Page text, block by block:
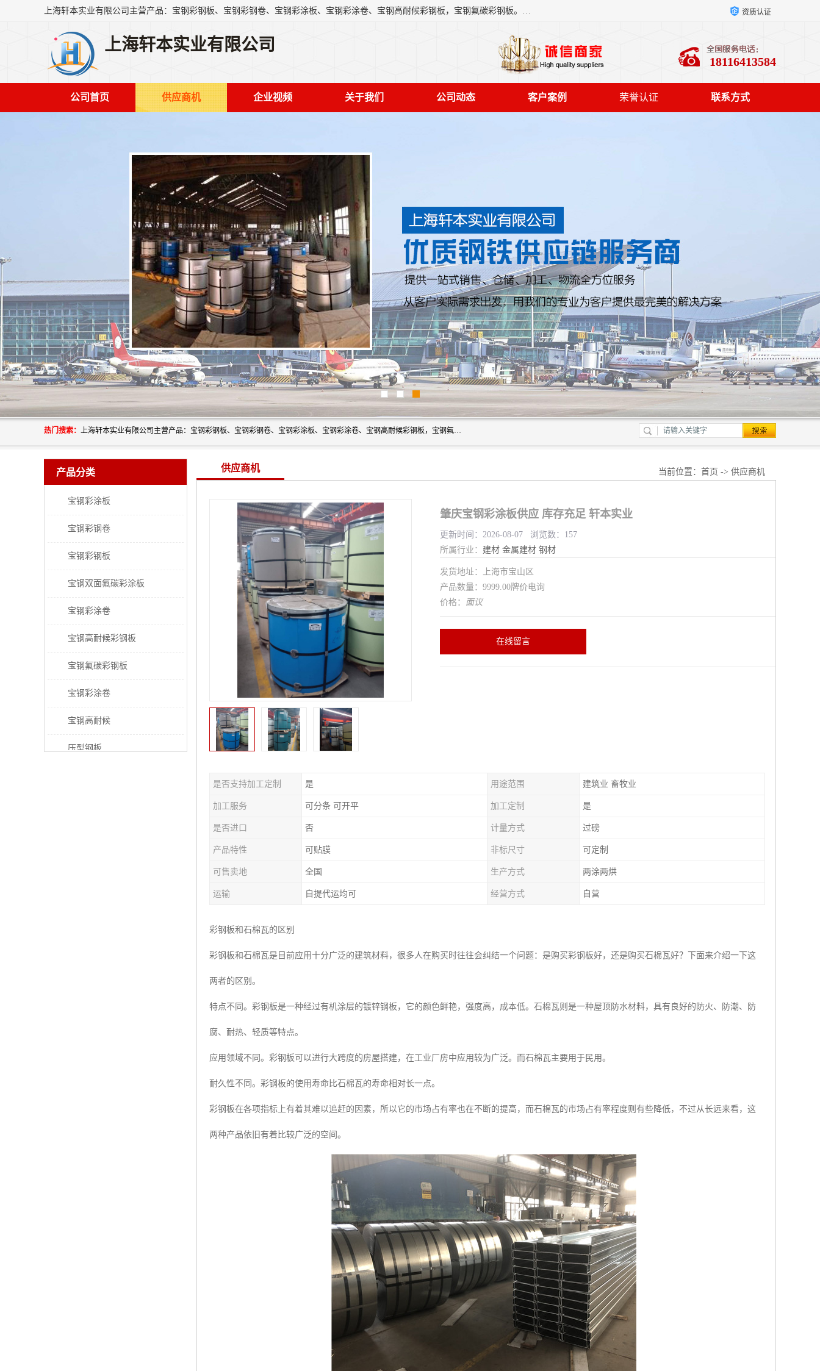
上海轩本实业有限公司主营产品：宝钢彩钢板、宝钢彩钢卷、宝钢彩涂板、宝钢彩涂卷、宝钢高耐候彩钢板，宝钢氟碳彩钢板。是一家集钢铁贸易，物流、加工为一体的产业全配套公司。 资质认证
上海轩本实业有限公司
18116413584
公司首页 供应商机 企业视频 关于我们 公司动态 客户案例 荣誉认证 联系方式
热门搜索： 上海轩本实业有限公司主营产品：宝钢彩钢板、宝钢彩钢卷、宝钢彩涂板、宝钢彩涂卷、宝钢高耐候彩钢板，宝钢氟碳彩钢板。是一家集钢铁贸易，物流、加工为一体的产业全配套公司。
产品分类
宝钢彩涂板
宝钢彩钢卷
宝钢彩钢板
宝钢双面氟碳彩涂板
宝钢彩涂卷
宝钢高耐候彩钢板
宝钢氟碳彩钢板
宝钢彩涂卷
宝钢高耐候
压型钢板
供应商机 当前位置： 首页 -> 供应商机
肇庆宝钢彩涂板供应 库存充足 轩本实业
更新时间：2026-08-07 浏览数：157
所属行业： 建材 金属建材 钢材
发货地址：上海市宝山区
产品数量：9999.00牌价电询
价格： 面议
在线留言
是否支持加工定制 是 用途范围 建筑业 畜牧业
加工服务 可分条 可开平 加工定制 是
是否进口 否 计量方式 过磅
产品特性 可贴膜 非标尺寸 可定制
可售卖地 全国 生产方式 两涂两烘
运输 自提代运均可 经营方式 自营
彩钢板和石棉瓦的区别
彩钢板和石棉瓦是目前应用十分广泛的建筑材料，很多人在购买时往往会纠结一个问题：是购买彩钢板好，还是购买石棉瓦好？下面来介绍一下这
两者的区别。
特点不同。彩钢板是一种经过有机涂层的镀锌钢板，它的颜色鲜艳，强度高，成本低。石棉瓦则是一种屋顶防水材料，具有良好的防火、防潮、防
腐、耐热、轻质等特点。
应用领域不同。彩钢板可以进行大跨度的房屋搭建，在工业厂房中应用较为广泛。而石棉瓦主要用于民用。
耐久性不同。彩钢板的使用寿命比石棉瓦的寿命相对长一点。
彩钢板在各项指标上有着其难以追赶的因素，所以它的市场占有率也在不断的提高，而石棉瓦的市场占有率程度则有些降低，不过从长远来看，这
两种产品依旧有着比较广泛的空间。